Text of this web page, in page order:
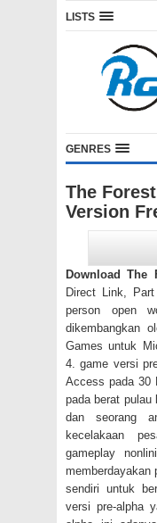
LISTS
GENRES
The Forest
Version
Download The
Direct Link,
person open
dikembangkan
Games untuk
4. game versi
Access pada 30
pada berat pulau
dan seorang
kecelakaan
gameplay
memberdayakan
sendiri untuk
versi pre-alpha